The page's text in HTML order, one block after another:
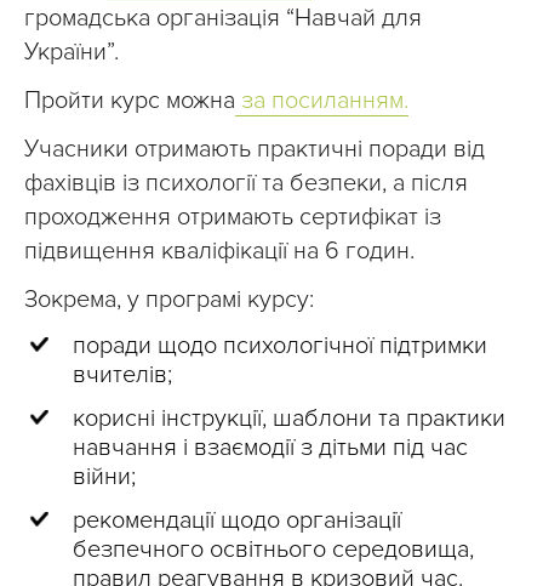
громадська організація “Навчай для
України”.
Пройти курс можна за посиланням.
Учасники отримають практичні поради від
фахівців із психології та безпеки, а після
проходження отримають сертифікат із
підвищення кваліфікації на 6 годин.
Зокрема, у програмі курсу:
поради щодо психологічної підтримки
вчителів;
корисні інструкції, шаблони та практики
навчання і взаємодії з дітьми під час
війни;
рекомендації щодо організації
безпечного освітнього середовища,
правил реагування в кризовий час.